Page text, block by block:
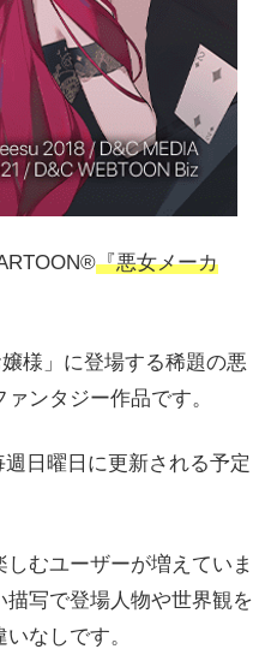
『悪女メーカ
様」に登場する稀題の悪
ンタジー作品です。
日曜日に更新される予定
むユーザーが増えていま
写で登場人物や世界観を
なしです。